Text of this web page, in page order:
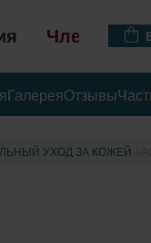
Членство
ГалереяОтзывы
УХОД ЗА КОЖЕЙ